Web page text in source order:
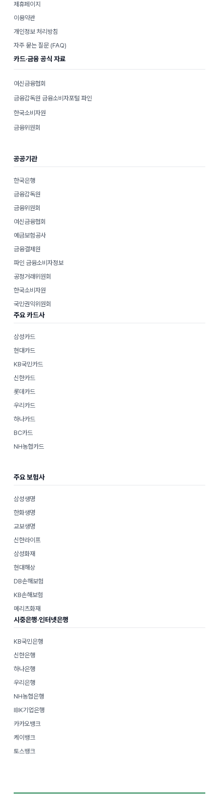
제휴페이지
이용약관
개인정보 처리방침
자주 묻는 질문 (FAQ)
카드·금융 공식 자료
여신금융협회
금융감독원 금융소비자포털 파인
한국소비자원
금융위원회
공공기관
한국은행
금융감독원
금융위원회
여신금융협회
예금보험공사
금융결제원
파인 금융소비자정보
공정거래위원회
한국소비자원
국민권익위원회
주요 카드사
삼성카드
현대카드
KB국민카드
신한카드
롯데카드
우리카드
하나카드
BC카드
NH농협카드
주요 보험사
삼성생명
한화생명
교보생명
신한라이프
삼성화재
현대해상
DB손해보험
KB손해보험
메리츠화재
시중은행·인터넷은행
KB국민은행
신한은행
하나은행
우리은행
NH농협은행
IBK기업은행
카카오뱅크
케이뱅크
토스뱅크